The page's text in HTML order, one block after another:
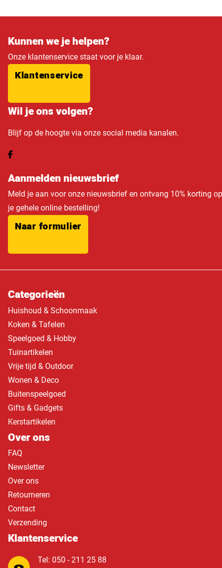
Kunnen we je helpen?
Onze klantenservice staat voor je klaar.
Klantenservice
Wil je ons volgen?
Blijf op de hoogte via onze social media kanalen.
Aanmelden nieuwsbrief
Meld je aan voor onze nieuwsbrief en ontvang 10% korting op
je gehele online bestelling!
Naar formulier
Categorieën
Huishoud & Schoonmaak
Koken & Tafelen
Speelgoed & Hobby
Tuinartikelen
Vrije tijd & Outdoor
Wonen & Deco
Buitenspeelgoed
Gifts & Gadgets
Kerstartikelen
Over ons
FAQ
Newsletter
Over ons
Retourneren
Contact
Verzending
Klantenservice
Tel: 050 - 211 25 88